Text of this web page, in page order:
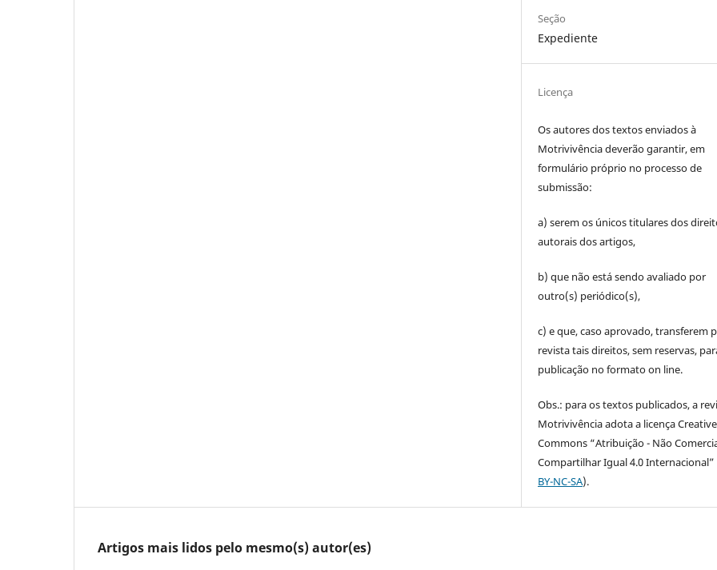
Seção
Expediente
Licença
Os autores dos textos enviados à
Motrivivência deverão garantir, em
formulário próprio no processo de
submissão:
a) serem os únicos titulares dos
autorais dos artigos,
b) que não está sendo avaliado por
outro(s) periódico(s),
c) e que, caso aprovado, transferem
revista tais direitos, sem reservas,
publicação no formato on line.
Obs.: para os textos publicados, a
Motrivivência adota a licença Creative
Commons “Atribuição - Não
Compartilhar Igual 4.0 Internacional”
BY-NC-SA).
Artigos mais lidos pelo mesmo(s) autor(es)